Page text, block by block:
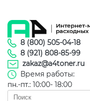
8 (800) 505-04-18
8 (921) 808-85-99
zakaz@a4toner.ru
Время работы:
пн.-пт.: 10:00- 18:00